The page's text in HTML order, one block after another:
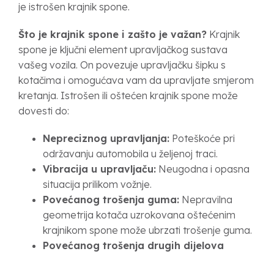
je istrošen krajnik spone.
Što je krajnik spone i zašto je važan? Krajnik
spone je ključni element upravljačkog sustava
vašeg vozila. On povezuje upravljačku šipku s
kotačima i omogućava vam da upravljate smjerom
kretanja. Istrošen ili oštećen krajnik spone može
dovesti do:
Nepreciznog upravljanja: Poteškoće pri
održavanju automobila u željenoj traci.
Vibracija u upravljaču: Neugodna i opasna
situacija prilikom vožnje.
Povećanog trošenja guma: Nepravilna
geometrija kotača uzrokovana oštećenim
krajnikom spone može ubrzati trošenje guma.
Povećanog trošenja drugih dijelova